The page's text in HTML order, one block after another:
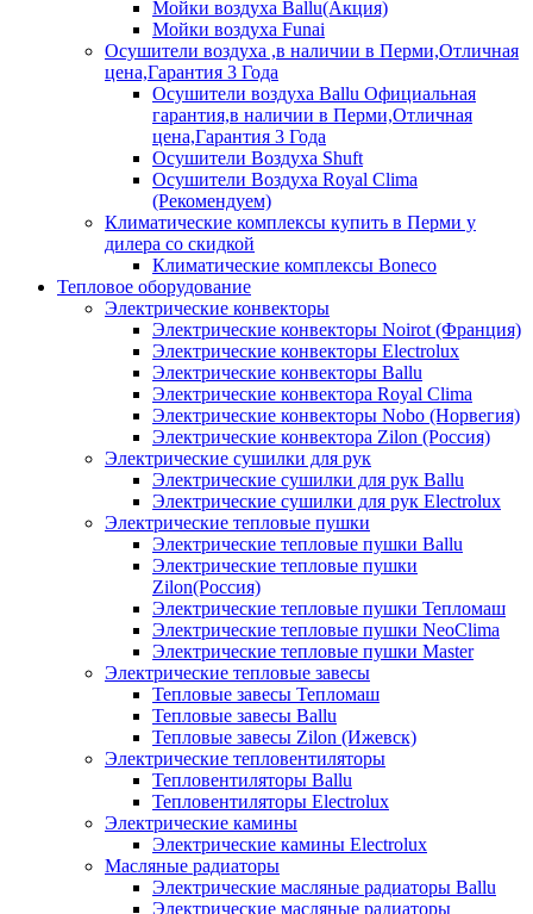
Мойки воздуха Ballu(Акция)
Мойки воздуха Funai
Осушители воздуха ,в наличии в Перми,Отличная
цена,Гарантия 3 Года
Осушители воздуха Ballu Официальная
гарантия,в наличии в Перми,Отличная
цена,Гарантия 3 Года
Осушители Воздуха Shuft
Осушители Воздуха Royal Clima
(Рекомендуем)
Климатические комплексы купить в Перми у
дилера со скидкой
Климатические комплексы Boneсo
Тепловое оборудование
Электрические конвекторы
Электрические конвекторы Noirot (Франция)
Электрические конвекторы Electrolux
Электрические конвекторы Ballu
Электрические конвектора Royal Clima
Электрические конвекторы Nobo (Норвегия)
Электрические конвектора Zilon (Россия)
Электрические сушилки для рук
Электрические сушилки для рук Ballu
Электрические сушилки для рук Electrolux
Электрические тепловые пушки
Электрические тепловые пушки Ballu
Электрические тепловые пушки
Zilon(Россия)
Электрические тепловые пушки Тепломаш
Электрические тепловые пушки NeoClima
Электрические тепловые пушки Master
Электрические тепловые завесы
Тепловые завесы Тепломаш
Тепловые завесы Ballu
Тепловые завесы Zilon (Ижевск)
Электрические тепловентиляторы
Тепловентиляторы Ballu
Тепловентиляторы Electrolux
Электрические камины
Электрические камины Electrolux
Масляные радиаторы
Электрические масляные радиаторы Ballu
Электрические масляные радиаторы